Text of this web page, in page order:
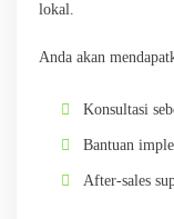
lokal.
Anda akan
Konsultasi
Bantuan
After-sales